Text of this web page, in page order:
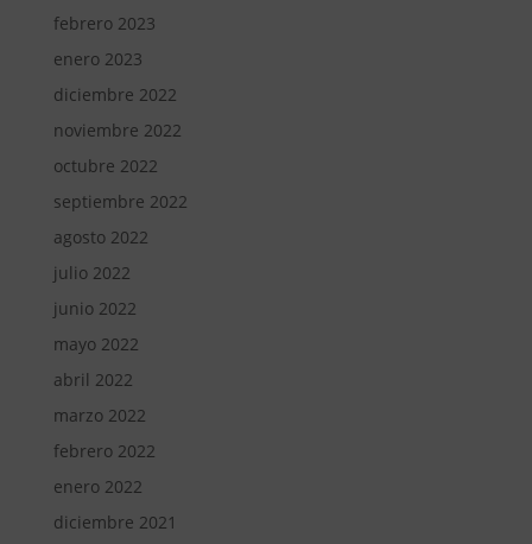
febrero 2023
enero 2023
diciembre 2022
noviembre 2022
octubre 2022
septiembre 2022
agosto 2022
julio 2022
junio 2022
mayo 2022
abril 2022
marzo 2022
febrero 2022
enero 2022
diciembre 2021